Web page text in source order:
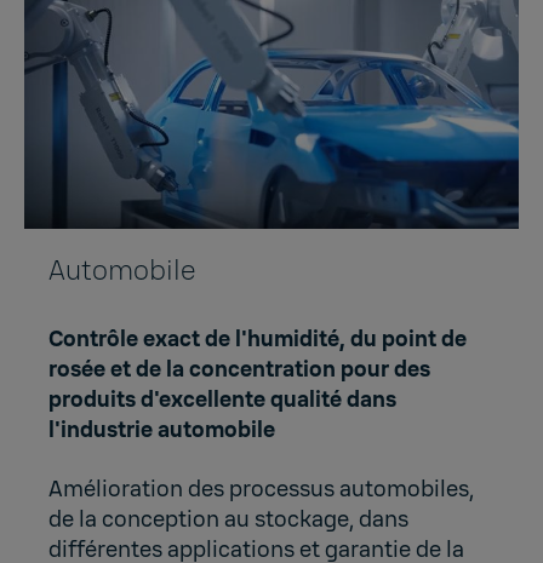
Automobile
Contrôle exact de l'humidité, du point de
rosée et de la concentration pour des
produits d'excellente qualité dans
l'industrie automobile
Amélioration des processus automobiles,
de la conception au stockage, dans
différentes applications et garantie de la